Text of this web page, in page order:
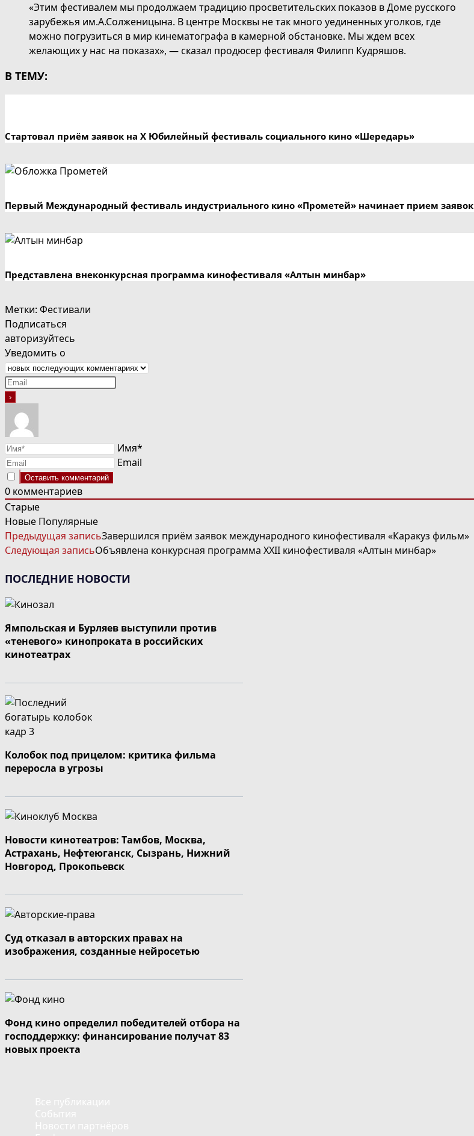
«Этим фестивалем мы продолжаем традицию просветительских показов в Доме русского
зарубежья им.А.Солженицына. В центре Москвы не так много уединенных уголков, где
можно погрузиться в мир кинематографа в камерной обстановке. Мы ждем всех
желающих у нас на показах», — сказал продюсер фестиваля Филипп Кудряшов.
В ТЕМУ:
Стартовал приём заявок на X Юбилейный фестиваль социального кино «Шередарь»
Первый Международный фестиваль индустриального кино «Прометей» начинает прием заявок
Представлена внеконкурсная программа кинофестиваля «Алтын минбар»
Метки: Фестивали
Подписаться
авторизуйтесь
Уведомить о
Имя*
Email
0 комментариев
Старые
Новые Популярные
ЧИТАТЬ
ДАЛЕЕ
СТАТЬИ
Предыдущая записьЗавершился приём заявок международного кинофестиваля «Каракуз фильм»
Следующая записьОбъявлена конкурсная программа XXII кинофестиваля «Алтын минбар»
ПОСЛЕДНИЕ НОВОСТИ
Ямпольская и Бурляев выступили против
«теневого» кинопроката в российских
кинотеатрах
Колобок под прицелом: критика фильма
переросла в угрозы
Новости кинотеатров: Тамбов, Москва,
Астрахань, Нефтеюганск, Сызрань, Нижний
Новгород, Прокопьевск
Суд отказал в авторских правах на
изображения, созданные нейросетью
Фонд кино определил победителей отбора на
господдержку: финансирование получат 83
новых проекта